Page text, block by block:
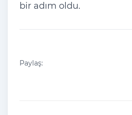
bir adım oldu.
Paylaş: